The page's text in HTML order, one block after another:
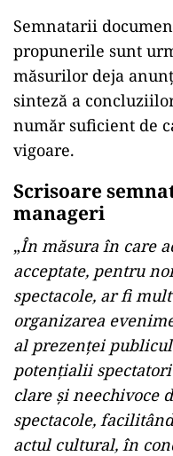
Semnatarii
propunerile sunt
măsurilor deja
sinteză a
număr suficient de
vigoare.
Scrisoare
manageri
„În măsura în care
acceptate, pentru
spectacole, ar fi
organizarea
al prezenţei
potenţialii
clare şi neechivoce
spectacole,
actul cultural, în